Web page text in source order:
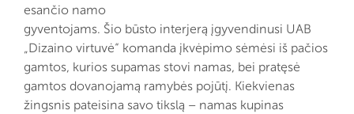
esančio namo
gyventojams. Šio būsto interjerą įgyvendinusi UAB
„Dizaino virtuvė“ komanda įkvėpimo sėmėsi iš pačios
gamtos, kurios supamas stovi namas, bei pratęsė
gamtos dovanojamą ramybės pojūtį. Kiekvienas
žingsnis pateisina savo tikslą – namas kupinas